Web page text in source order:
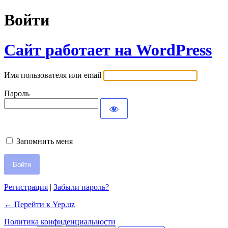
Войти
Сайт работает на WordPress
Имя пользователя или email
Пароль
Запомнить меня
Регистрация | Забыли пароль?
← Перейти к Yep.uz
Политика конфиденциальности